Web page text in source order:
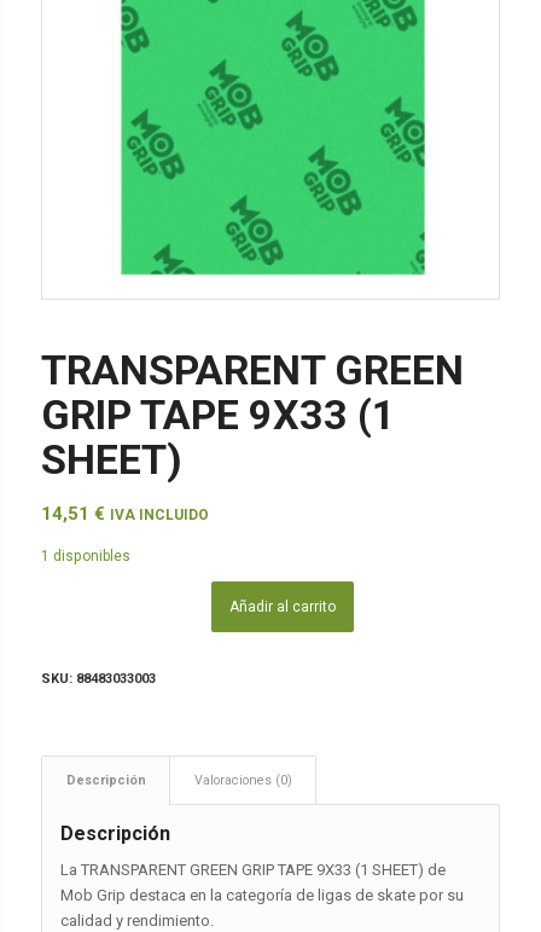
TRANSPARENT GREEN
GRIP TAPE 9X33 (1
SHEET)
14,51 € IVA INCLUIDO
1 disponibles
Añadir al carrito
SKU: 88483033003
Descripción Valoraciones (0)
Descripción
La TRANSPARENT GREEN GRIP TAPE 9X33 (1 SHEET) de
Mob Grip destaca en la categoría de ligas de skate por su
calidad y rendimiento.